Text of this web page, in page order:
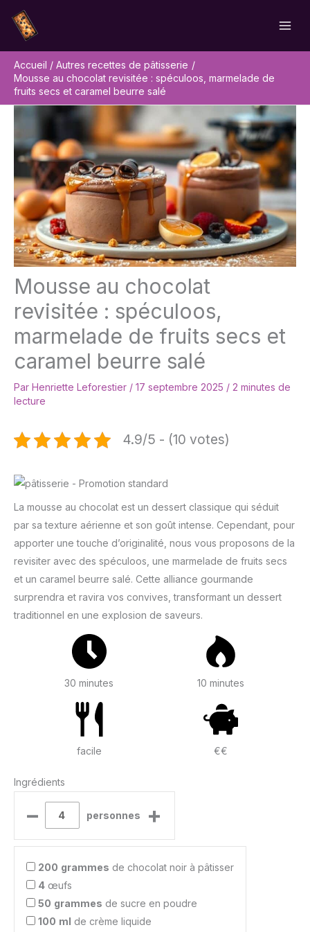
contenu
Accueil
Autres recettes de pâtisserie
Mousse au chocolat revisitée : spéculoos, marmelade de
fruits secs et caramel beurre salé
Mousse au chocolat
revisitée : spéculoos,
marmelade de fruits secs et
caramel beurre salé
Par Henriette Leforestier / 17 septembre 2025 / 2 minutes de
lecture
4.9/5 - (10 votes)
La mousse au chocolat est un dessert classique qui séduit
par sa texture aérienne et son goût intense. Cependant, pour
apporter une touche d’originalité, nous vous proposons de la
revisiter avec des spéculoos, une marmelade de fruits secs
et un caramel beurre salé. Cette alliance gourmande
surprendra et ravira vos convives, transformant un dessert
traditionnel en une explosion de saveurs.
30 minutes 10 minutes
facile €€
Ingrédients
– personnes +
200 grammes de chocolat noir à pâtisser
4 œufs
50 grammes de sucre en poudre
100 ml de crème liquide
Rechercher